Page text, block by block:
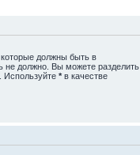
которые должны быть в
не должно. Вы можете разделить
Используйте * в качестве